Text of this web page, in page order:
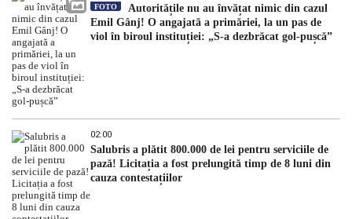
FOTO
Autoritățile nu au învățat nimic din cazul
Emil Gânj! O angajată a primăriei, la un pas de
viol în biroul instituției: „S-a dezbrăcat gol-pușcă”
02:00
Salubris a plătit 800.000 de lei pentru serviciile de
pază! Licitația a fost prelungită timp de 8 luni din
cauza contestațiilor